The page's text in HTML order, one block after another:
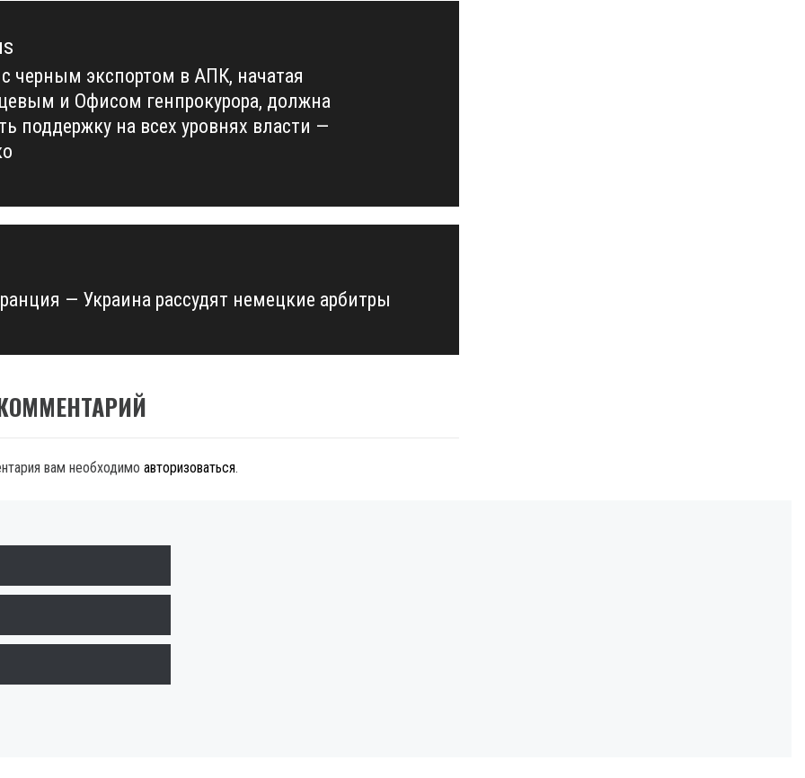
черным экспортом в АПК, начатая
и Офисом генпрокурора, должна
поддержку на всех уровнях власти —
— Украина рассудят немецкие арбитры
вам необходимо авторизоваться.